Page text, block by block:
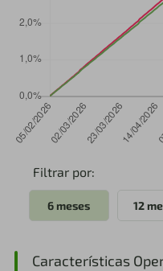
Filtrar por:
6 meses 12
Características